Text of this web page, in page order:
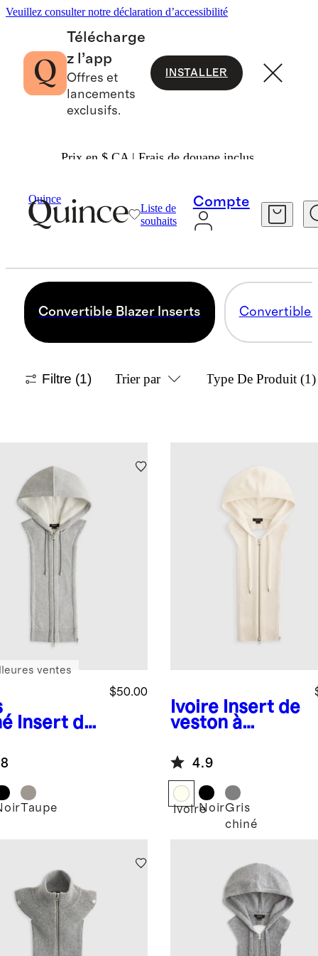
Veuillez consulter notre déclaration d’accessibilité
Télécharge
z l’app
Offres et
lancements
exclusifs.
INSTALLER
Prix en $ CA | Frais de douane inclus.
Quince
Liste de
souhaits
Compte
Convertible Blazers
CONVERTIBLE BLAZER INSERTS
Convertible Blazer Inserts Convertible
Filtre (1) Trier par Type De Produit (1)
Insert de
à
$50.00
ventes
Taupe
Ivoire Insert de
veston à
cachemire de
Mongolie 100 %
4.9
IvoireNoirGris
chiné